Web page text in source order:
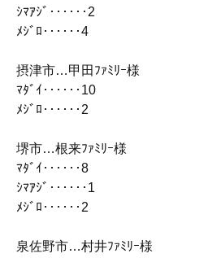
ｼﾏｱｼﾞ‥‥‥2
ﾒｼﾞﾛ‥‥‥4
摂津市…甲田ﾌｧﾐﾘｰ様
ﾏﾀﾞｲ‥‥‥10
ﾒｼﾞﾛ‥‥‥2
堺市…根来ﾌｧﾐﾘｰ様
ﾏﾀﾞｲ‥‥‥8
ｼﾏｱｼﾞ‥‥‥1
ﾒｼﾞﾛ‥‥‥2
泉佐野市…村井ﾌｧﾐﾘｰ様